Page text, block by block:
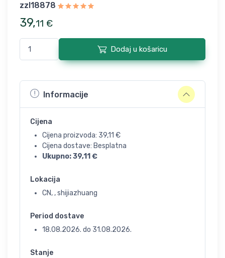
zzl18878
39,11 €
Dodaj u košaricu
Informacije
Cijena
Cijena proizvoda: 39,11 €
Cijena dostave: Besplatna
Ukupno:39,11 €
Lokacija
CN, , shijiazhuang
Period dostave
18.08.2026. do 31.08.2026.
Stanje